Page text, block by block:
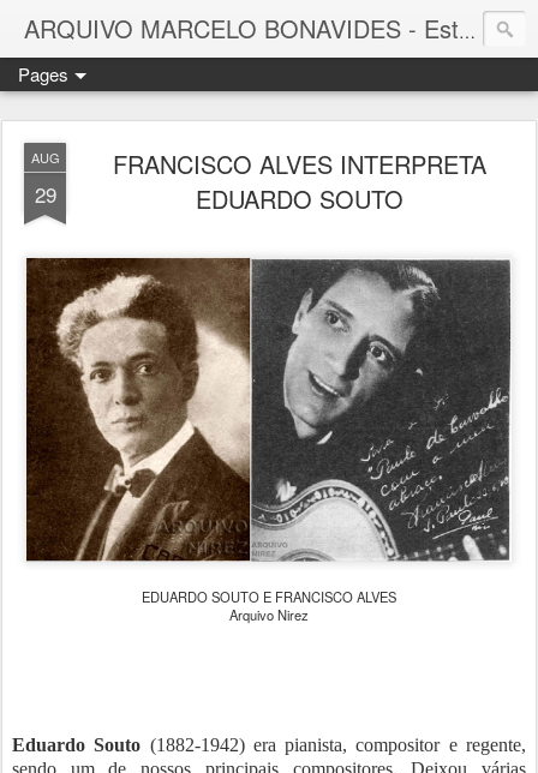
ARQUIVO MARCELO BONAVIDES - Estrelas que nunca se Apagam -
Pages
AUG
29
FRANCISCO ALVES INTERPRETA
EDUARDO SOUTO
EDUARDO SOUTO E FRANCISCO ALVES
Arquivo Nirez
Eduardo Souto (1882-1942) era pianista, compositor e regente,
sendo um de nossos principais compositores. Deixou várias